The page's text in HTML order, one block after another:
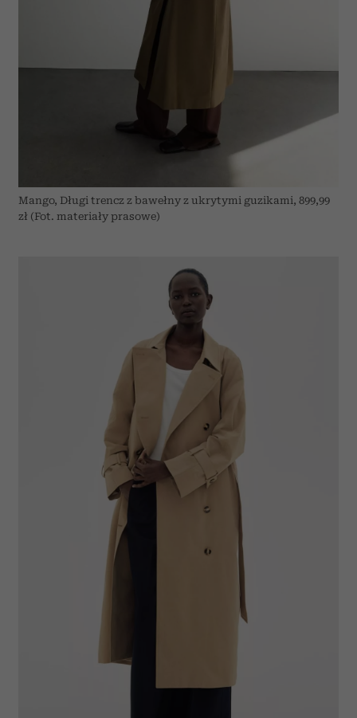
Mango, Długi trencz z bawełny z ukrytymi guzikami, 899,99
zł (Fot. materiały prasowe)